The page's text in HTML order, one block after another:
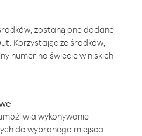
zostaną one dodane
Korzystając ze środków,
numer na świecie w niskich
wykonywanie
do wybranego miejsca